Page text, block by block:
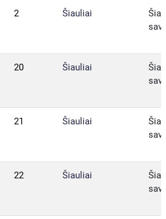
2 Šiauliai
sav.
20 Šiauliai
sav.
21 Šiauliai
sav.
22 Šiauliai
sav.